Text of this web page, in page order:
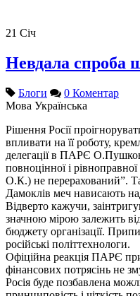
21 Січ
Невдала спроба
Блоги
0 Коментар
Мова Українська
Рішення Росії
впливати на її роботу,
делегації в ПАРЄ
повноцінної і
О.К.) не перерахований”.
Дамоклів меч нависають
Відверто кажучи,
значною мірою залежить
бюджету організації.
російські політтехнологи.
Офіційна реакція ПАРЄ
фінансових потрясінь не
Росія буде позбавлена